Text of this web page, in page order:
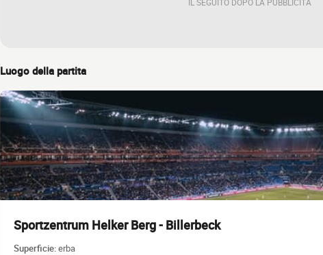
Luogo della partita
Sportzentrum Helker Berg - Billerbeck
Superficie:erba